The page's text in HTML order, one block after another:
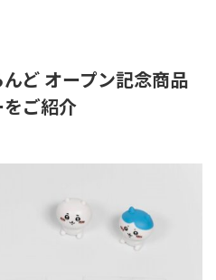
ど オープン記念商品
ご紹介